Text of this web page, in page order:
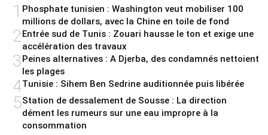
1 Phosphate tunisien : Washington veut mobiliser 100
millions de dollars, avec la Chine en toile de fond
2 Entrée sud de Tunis : Zouari hausse le ton et exige une
accélération des travaux
3Peines alternatives : A Djerba, des condamnés nettoient
les plages
4Tunisie : Sihem Ben Sedrine auditionnée puis libérée
5Station de dessalement de Sousse : La direction
dément les rumeurs sur une eau impropre à la
consommation